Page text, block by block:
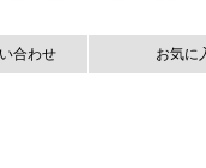
合わせ お気に